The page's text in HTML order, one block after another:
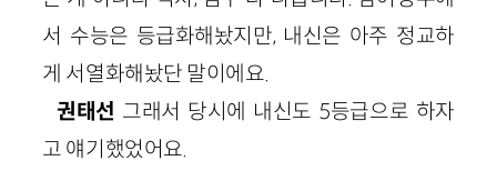
서 수능은 등급화해놨지만, 내신은 아주 정교하
게 서열화해놨단 말이에요.
권태선 그래서 당시에 내신도 5등급으로 하자
고 얘기했었어요.